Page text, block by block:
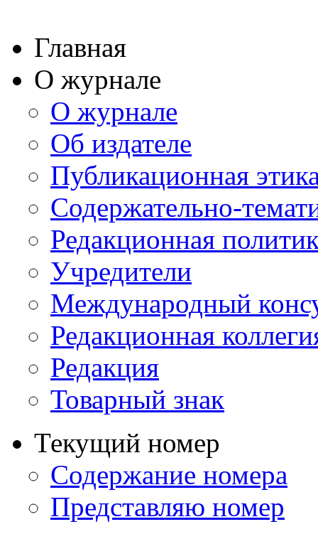
Главная
О журнале
О журнале
Об издателе
Публикационная
Содержательно-
Редакционная
Учредители
Международный
Редакционная
Редакция
Товарный знак
Текущий номер
Содержание номера
Представляю номер